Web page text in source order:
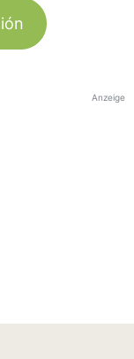
Anzeige